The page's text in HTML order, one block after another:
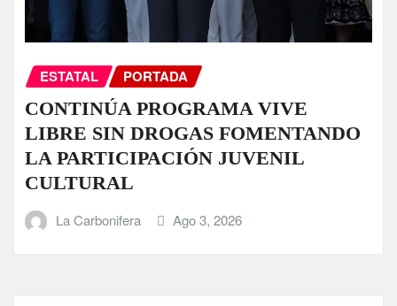
ESTATAL PORTADA
CONTINÚA PROGRAMA VIVE
LIBRE SIN DROGAS FOMENTANDO
LA PARTICIPACIÓN JUVENIL
CULTURAL
La Carbonifera Ago 3, 2026